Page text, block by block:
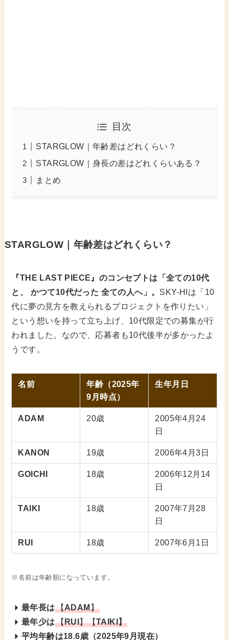
目次
STARGLOW｜年齢差はどれくらい？
STARGLOW｜身長の差はどれくらいある？
まとめ
STARGLOW｜年齢差はどれくらい？
『THE LAST PIECE』のコンセプトは「全ての10代
と、 かつて10代だった 全ての人へ」。 SKY-HIは「10
代に夢の見方を教えられるプロジェクトを作りたい」
という想いを持って立ち上げ、10代限定での募集が行
われました。なので、応募者も10代後半が多かったよ
うです。
名前
年齢（2025年
9月時点）
生年月日
ADAM 20歳
2005年4月24
日
KANON 19歳 2006年4月3日
GOICHI 18歳
2006年12月14
日
TAIKI 18歳
2007年7月28
日
RUI 18歳 2007年6月1日
※名前は年齢順になっています。
最年長は【ADAM】
最年少は【RUI】【TAIKI】
平均年齢は18.6歳（2025年9月現在）